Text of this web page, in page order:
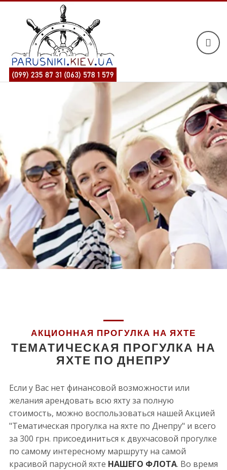
АКЦИОННАЯ ПРОГУЛКА НА ЯХТЕ
ТЕМАТИЧЕСКАЯ ПРОГУЛКА НА
ЯХТЕ ПО ДНЕПРУ
Если у Вас нет финансовой возможности или
желания арендовать всю яхту за полную
стоимость, можно воспользоваться нашей Акцией
"Тематическая прогулка на яхте по Днепру" и всего
за 300 грн. присоединиться к двухчасовой прогулке
по самому интересному маршруту на самой
красивой парусной яхте НАШЕГО ФЛОТА. Во время